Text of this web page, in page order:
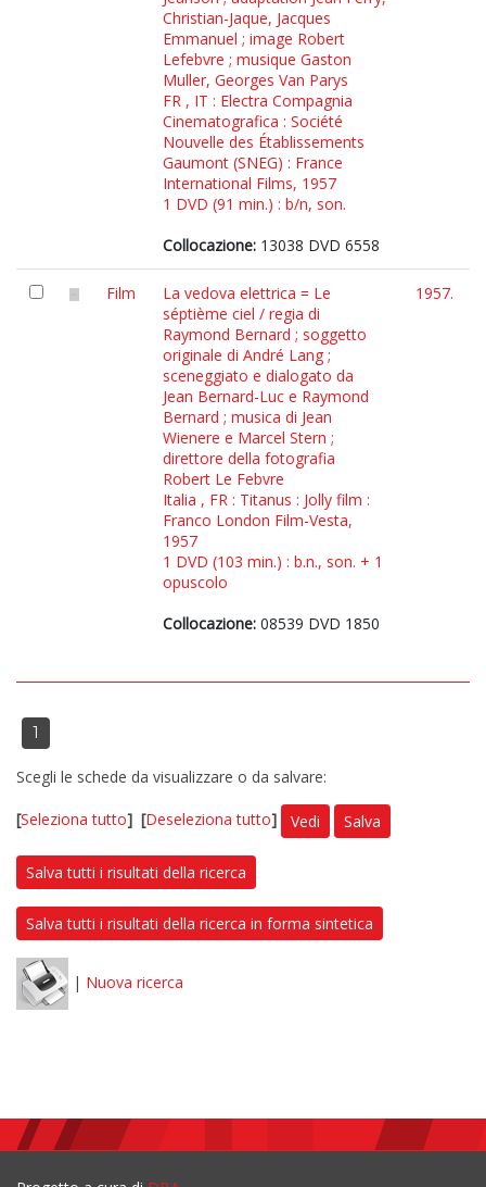
Christian-Jaque, Jacques
Emmanuel ; image Robert
Lefebvre ; musique Gaston
Muller, Georges Van Parys
FR , IT : Electra Compagnia
Cinematografica : Société
Nouvelle des Établissements
Gaumont (SNEG) : France
International Films, 1957
1 DVD (91 min.) : b/n, son.
Collocazione: 13038 DVD 6558
Film
La vedova elettrica = Le
séptième ciel / regia di
Raymond Bernard ; soggetto
originale di André Lang ;
sceneggiato e dialogato da
Jean Bernard-Luc e Raymond
Bernard ; musica di Jean
Wienere e Marcel Stern ;
direttore della fotografia
Robert Le Febvre
Italia , FR : Titanus : Jolly film :
Franco London Film-Vesta,
1957
1 DVD (103 min.) : b.n., son. + 1
opuscolo
Collocazione: 08539 DVD 1850
1957.
1
Scegli le schede da visualizzare o da salvare:
[Seleziona tutto] [Deseleziona tutto] Vedi Salva
Salva tutti i risultati della ricerca
Salva tutti i risultati della ricerca in forma sintetica
| Nuova ricerca